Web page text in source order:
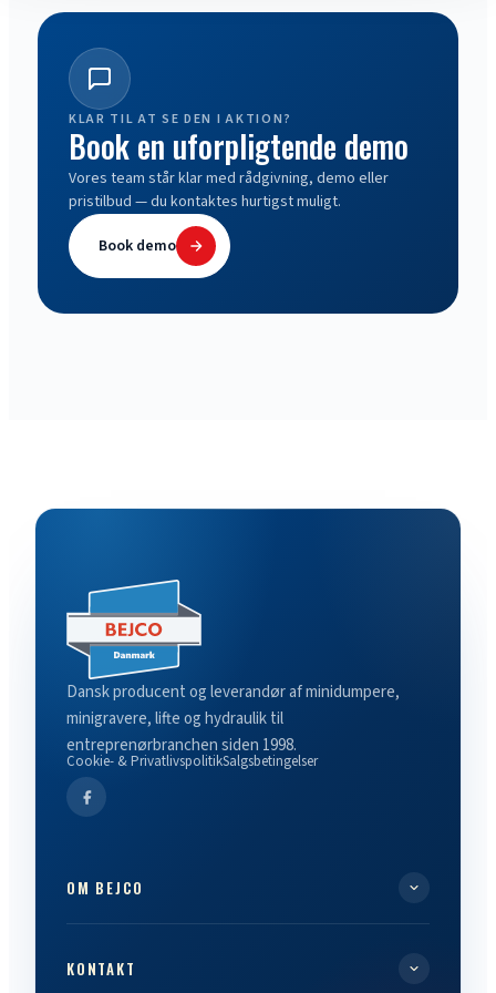
KLAR TIL AT SE DEN I AKTION?
Book en uforpligtende demo
Vores team står klar med rådgivning, demo eller
pristilbud — du kontaktes hurtigst muligt.
Book demo
Dansk producent og leverandør af minidumpere,
minigravere, lifte og hydraulik til
entreprenørbranchen siden 1998.
Cookie- & PrivatlivspolitikSalgsbetingelser
OM BEJCO
KONTAKT